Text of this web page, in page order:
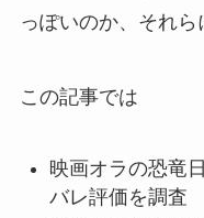
っぽいのか、それら
この記事では
映画オラの恐竜
バレ評価を調査